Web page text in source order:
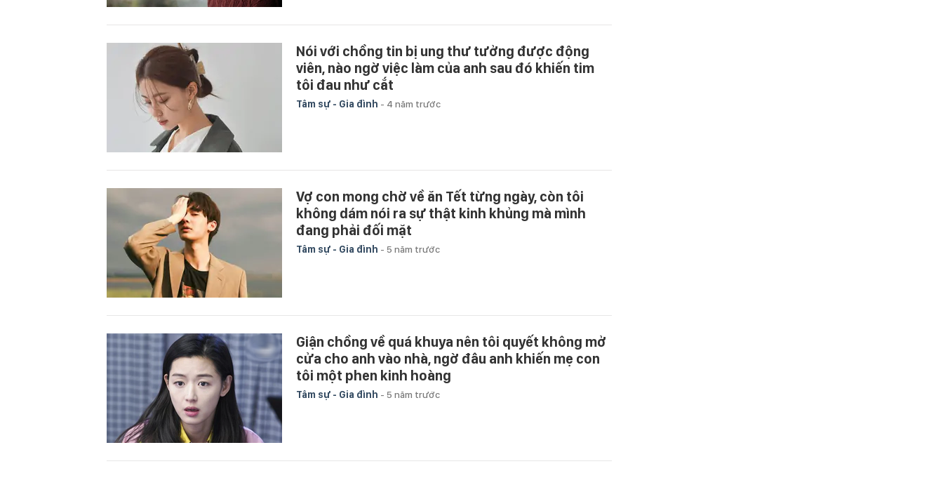
Nói với chồng tin bị ung thư tưởng được động
viên, nào ngờ việc làm của anh sau đó khiến tim
tôi đau như cắt
Tâm sự - Gia đình - 4 năm trước
Vợ con mong chờ về ăn Tết từng ngày, còn tôi
không dám nói ra sự thật kinh khủng mà mình
đang phải đối mặt
Tâm sự - Gia đình - 5 năm trước
Giận chồng về quá khuya nên tôi quyết không mở
cửa cho anh vào nhà, ngờ đâu anh khiến mẹ con
tôi một phen kinh hoàng
Tâm sự - Gia đình - 5 năm trước